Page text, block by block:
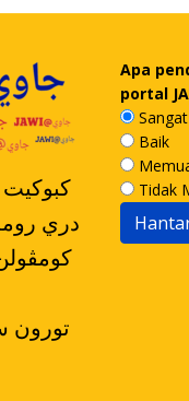
دري
Apa
portal
Baik
Tidak